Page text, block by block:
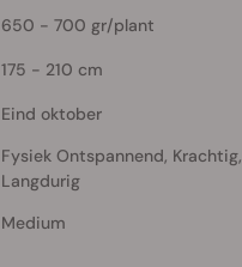
650 - 700 gr/plant
175 - 210 cm
Eind oktober
Fysiek Ontspannend, Krachtig,
Langdurig
Medium